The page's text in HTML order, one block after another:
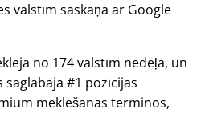
valstīm saskaņā ar Google
no 174 valstīm nedēļā, un
saglabāja #1 pozīcijas
meklēšanas terminos,